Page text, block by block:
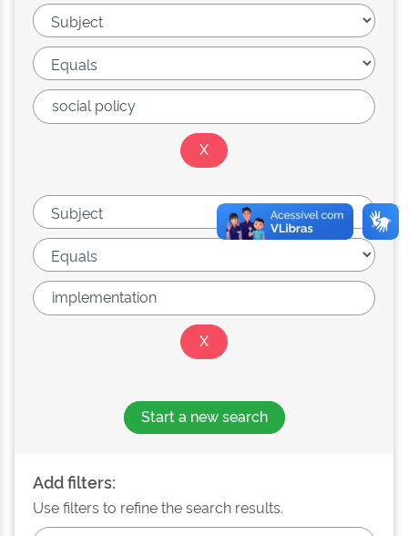
Start a new search
Add filters:
Use filters to refine the search results.